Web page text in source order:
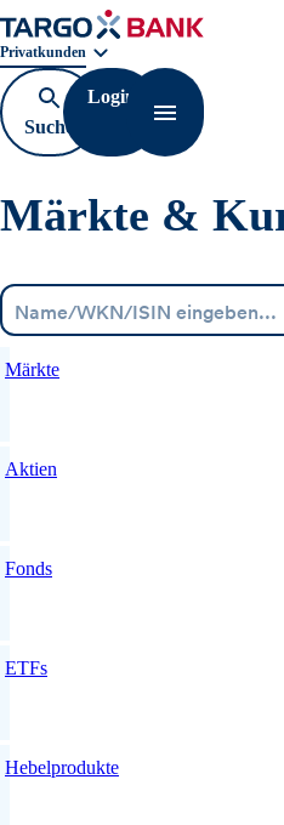
Geschäftsbereichnavigation. Aktuelle
Privatkunden
Suche
öffnen
Login
Navigation
Märkte &
Märkte
Aktien
Fonds
ETFs
Hebelprodukte